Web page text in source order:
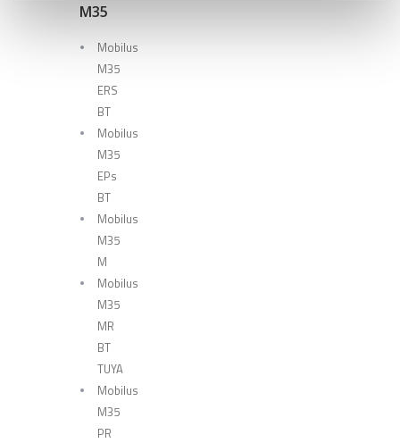
M35
Mobilus
M35
ERS
BT
Mobilus
M35
EPs
BT
Mobilus
M35
M
Mobilus
M35
MR
BT
TUYA
Mobilus
M35
PR